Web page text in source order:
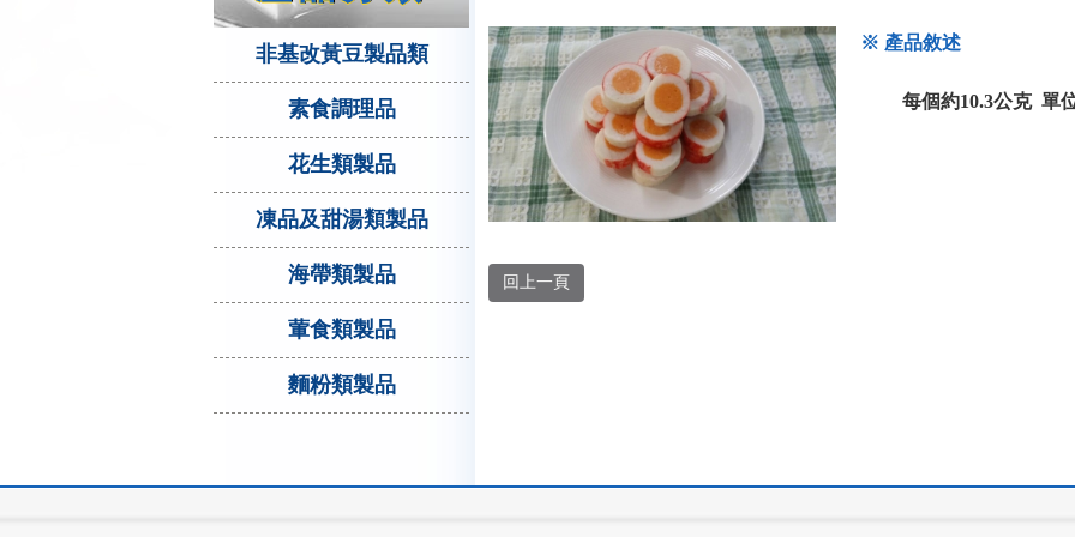
非基改黃豆製品類
素食調理品
花生類製品
凍品及甜湯類製品
海帶類製品
葷食類製品
麵粉類製品
※ 產品敘述
每個約10.3公克 單
回上一頁